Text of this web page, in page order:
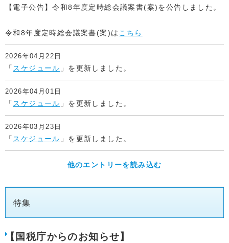
【電子公告】令和8年度定時総会議案書(案)を公告しました。
令和8年度定時総会議案書(案)は こちら
2026年04月22日
「 スケジュール 」を更新しました。
2026年04月01日
「 スケジュール 」を更新しました。
2026年03月23日
「 スケジュール 」を更新しました。
他のエントリーを読み込む
特集
【国税庁からのお知らせ】